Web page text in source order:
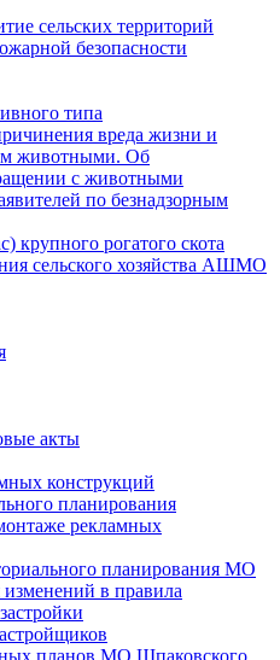
сельских территорий
безопасности
типа
вреда жизни и
животными. Об
с животными
по безнадзорным
крупного рогатого скота
сельского хозяйства АШМО
акты
конструкций
планирования
рекламных
планирования МО
в правила
планов МО Шпаковского